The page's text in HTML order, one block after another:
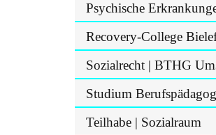
Psychische
Recovery-College
Sozialrecht | BTHG
Studium
Teilhabe | Sozialraum